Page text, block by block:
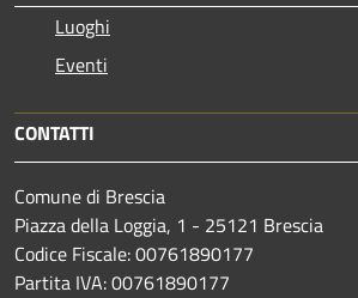
Luoghi
Eventi
CONTATTI
Comune di Brescia
Piazza della Loggia, 1 - 25121 Brescia
Codice Fiscale: 00761890177
Partita IVA: 00761890177